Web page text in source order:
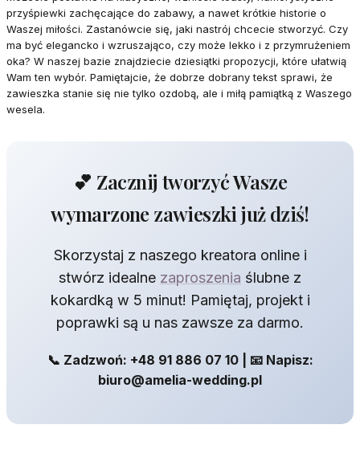
przyśpiewki zachęcające do zabawy, a nawet krótkie historie o
Waszej miłości. Zastanówcie się, jaki nastrój chcecie stworzyć. Czy
ma być elegancko i wzruszająco, czy może lekko i z przymrużeniem
oka? W naszej bazie znajdziecie dziesiątki propozycji, które ułatwią
Wam ten wybór. Pamiętajcie, że dobrze dobrany tekst sprawi, że
zawieszka stanie się nie tylko ozdobą, ale i miłą pamiątką z Waszego
wesela.
💕 Zacznij tworzyć Wasze
wymarzone zawieszki już dziś!
Skorzystaj z naszego kreatora online i
stwórz idealne zaproszenia ślubne z
kokardką w 5 minut! Pamiętaj, projekt i
poprawki są u nas zawsze za darmo.
📞 Zadzwoń: +48 91 886 07 10 | 📧 Napisz:
biuro@amelia-wedding.pl